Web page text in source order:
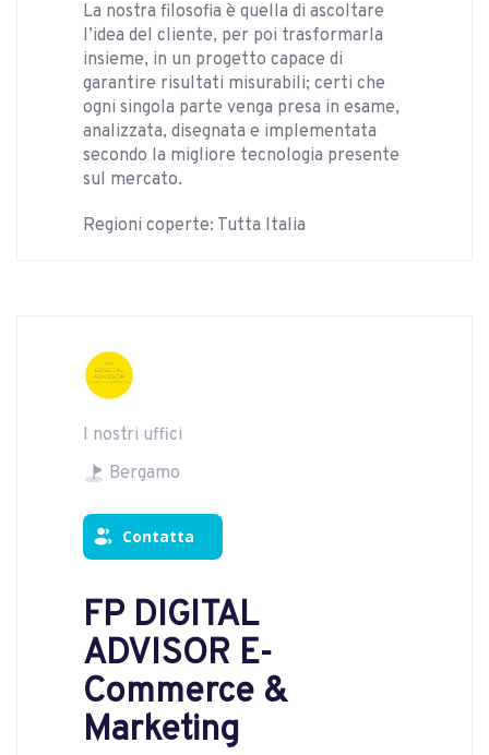
La nostra filosofia è quella di ascoltare
l’idea del cliente, per poi trasformarla
insieme, in un progetto capace di
garantire risultati misurabili; certi che
ogni singola parte venga presa in esame,
analizzata, disegnata e implementata
secondo la migliore tecnologia presente
sul mercato.
Regioni coperte: Tutta Italia
I nostri uffici
Bergamo
Contatta
FP DIGITAL
ADVISOR E-
Commerce &
Marketing